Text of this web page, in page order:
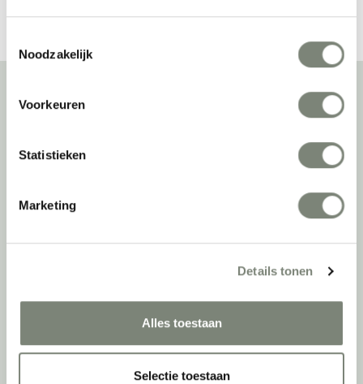
Noodzakelijk
Voorkeuren
Statistieken
Marketing
Details tonen
Alles toestaan
Selectie toestaan
Als grootste onafhankelijke projectinrichter én expert op het gebied
passie en enthousiasme in om juist dat voor onze klanten te
realiseren: de allerbeste werkomgeving. En dat doen we niet alleen
kijken we ook naar de toekomst. Naar hoe we werkomgevingen een
tweede leven kunnen geven, bijvoorbeeld. Maar ook door keer op
Belangrijke categorieën
Ergonomische bureaustoelen